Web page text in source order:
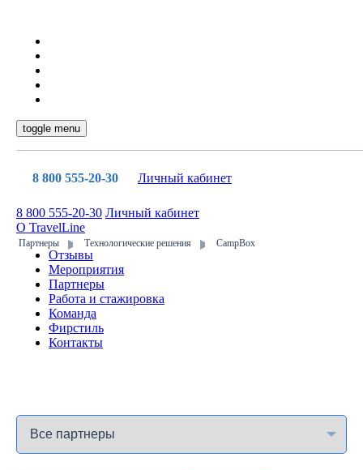
toggle menu
8 800 555-20-30 Личный кабинет
8 800 555-20-30 Личный кабинет
О TravelLine
Отзывы
Мероприятия
Партнеры
Работа и стажировка
Команда
Фирстиль
Контакты
Партнеры Технологические решения CampBox